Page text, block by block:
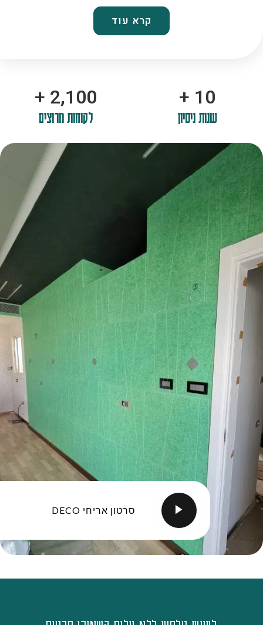
קרא עוד
10
+
שנות ניסיון
2,100
+
לקוחות מרוצים
סרטון אריחי DECO